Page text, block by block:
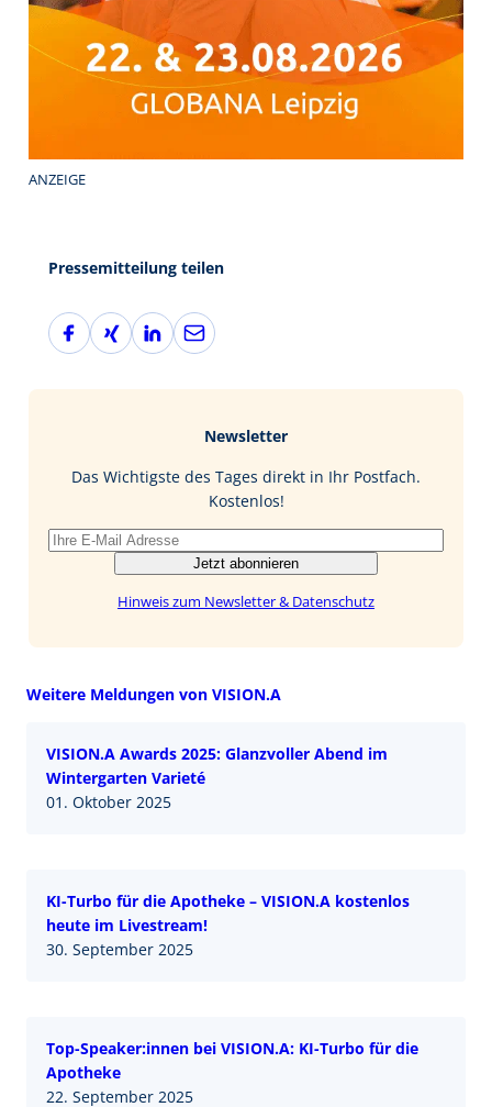
ANZEIGE
Pressemitteilung teilen
F
a
X
i
L
i
I
E
-
Newsletter
Das Wichtigste des Tages direkt in Ihr Postfach.
Kostenlos!
Jetzt abonnieren
Hinweis zum Newsletter & Datenschutz
Weitere Meldungen von VISION.A
VISION.A Awards 2025: Glanzvoller Abend im
Wintergarten Varieté
01. Oktober 2025
KI-Turbo für die Apotheke – VISION.A kostenlos
heute im Livestream!
30. September 2025
Top-Speaker:innen bei VISION.A: KI-Turbo für die
Apotheke
22. September 2025